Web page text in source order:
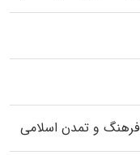
فرهنگ و تمدن اسلامی